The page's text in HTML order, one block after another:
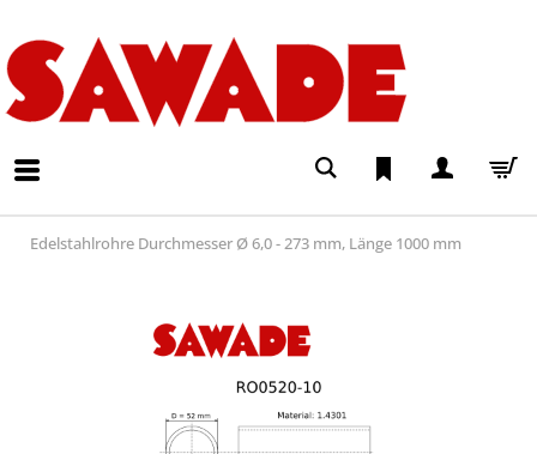
Edelstahlrohre Durchmesser Ø 6,0 - 273 mm, Länge 1000 mm